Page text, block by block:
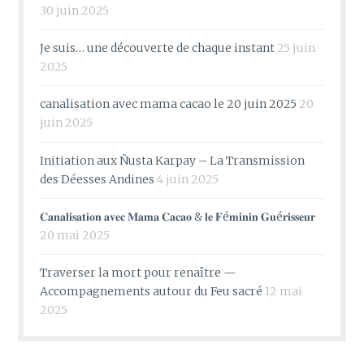
30 juin 2025
Je suis… une découverte de chaque instant 25 juin
2025
canalisation avec mama cacao le 20 juin 2025 20
juin 2025
Initiation aux Ñusta Karpay – La Transmission
des Déesses Andines 4 juin 2025
𝐂𝐚𝐧𝐚𝐥𝐢𝐬𝐚𝐭𝐢𝐨𝐧 𝐚𝐯𝐞𝐜 𝐌𝐚𝐦𝐚 𝐂𝐚𝐜𝐚𝐨 & 𝐥𝐞 𝐅é𝐦𝐢𝐧𝐢𝐧 𝐆𝐮é𝐫𝐢𝐬𝐬𝐞𝐮𝐫
20 mai 2025
Traverser la mort pour renaître —
Accompagnements autour du Feu sacré 12 mai
2025